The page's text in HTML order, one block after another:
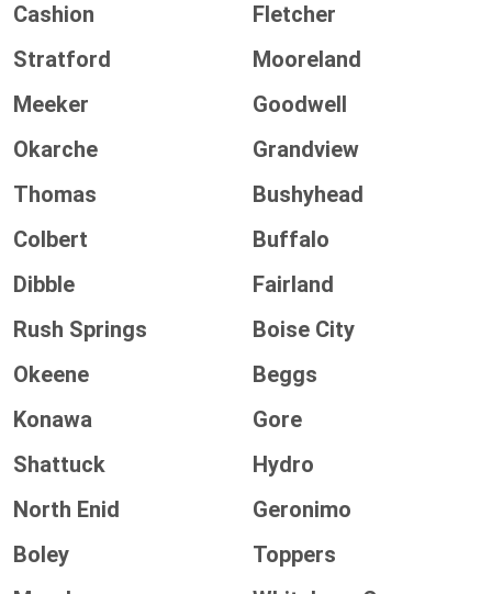
Cashion
Fletcher
Stratford
Mooreland
Meeker
Goodwell
Okarche
Grandview
Thomas
Bushyhead
Colbert
Buffalo
Dibble
Fairland
Rush Springs
Boise City
Okeene
Beggs
Konawa
Gore
Shattuck
Hydro
North Enid
Geronimo
Boley
Toppers